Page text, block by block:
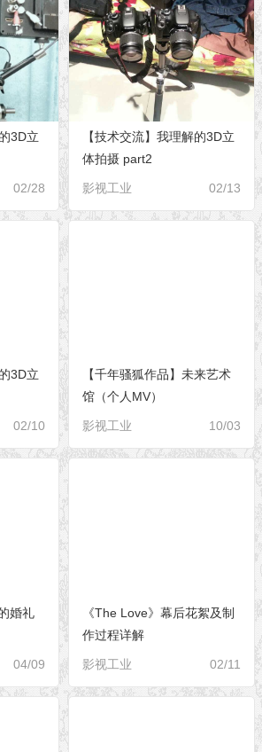
3D立
02/28
【技术交流】我理解的3D立
体拍摄 part2
影视工业 02/13
3D立
02/10
【千年骚狐作品】未来艺术
馆（个人MV）
影视工业 10/03
婚礼
04/09
《The Love》幕后花絮及制
作过程详解
影视工业 02/11